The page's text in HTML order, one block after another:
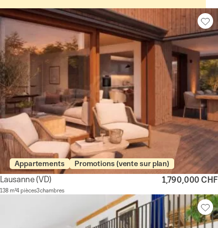
Appartements Promotions (vente sur plan)
Lausanne(VD)
138 m²4 pièces3 chambres
1,790,000 CHF